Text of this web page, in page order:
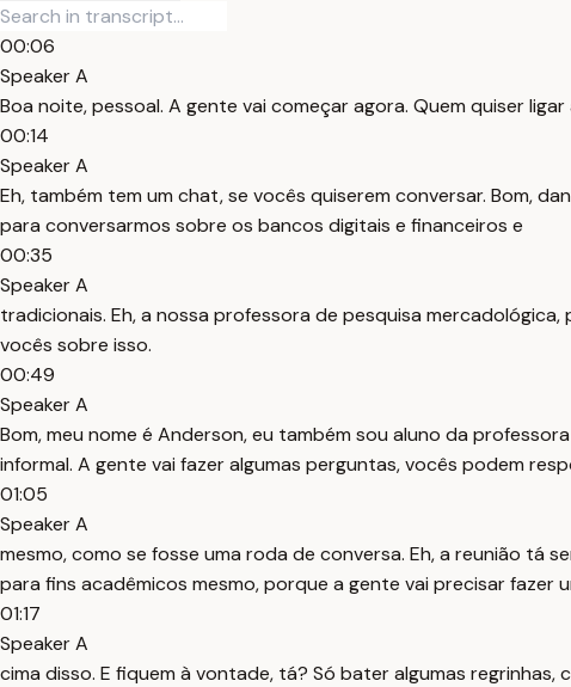
00:06
Speaker A
Boa noite, pessoal. A gente vai começar agora. Quem quiser
00:14
Speaker A
Eh, também tem um chat, se vocês quiserem conversar. Bom,
para conversarmos sobre os bancos digitais e financeiros e
00:35
Speaker A
tradicionais. Eh, a nossa professora de pesquisa
vocês sobre isso.
00:49
Speaker A
Bom, meu nome é Anderson, eu também sou aluno da
informal. A gente vai fazer algumas perguntas, vocês podem
01:05
Speaker A
mesmo, como se fosse uma roda de conversa. Eh, a reunião tá
para fins acadêmicos mesmo, porque a gente vai precisar fazer
01:17
Speaker A
cima disso. E fiquem à vontade, tá? Só bater algumas